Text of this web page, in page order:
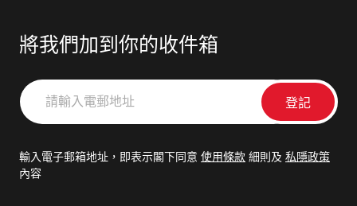
將我們加到你的收件箱
請
輸
郵
輸入電子郵箱地址，即表示閣下同意 使用條款 細則及 私隱政策
內容